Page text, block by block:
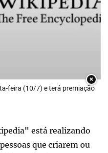
×
feira (10/7) e terá premiação
está realizando
que criarem ou